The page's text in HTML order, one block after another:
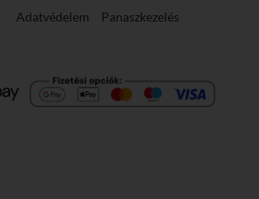
Adatvédelem
Panaszkezelés